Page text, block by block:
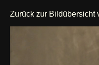
Zurück zur Bildübersicht